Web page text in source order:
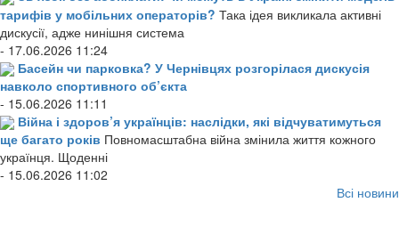
тарифів у мобільних операторів? Така ідея викликала активні
дискусії, адже нинішня система
- 17.06.2026 11:24
Басейн чи парковка? У Чернівцях розгорілася дискусія
навколо спортивного об’єкта
- 15.06.2026 11:11
Війна і здоров’я українців: наслідки, які відчуватимуться
ще багато років Повномасштабна війна змінила життя кожного
українця. Щоденні
- 15.06.2026 11:02
Всі новини